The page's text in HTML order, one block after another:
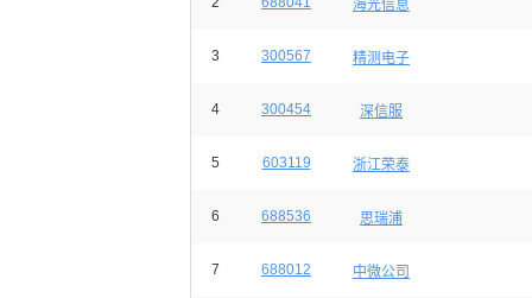
海光信息
3 300567 精测电子
4 300454 深信服
5 603119 浙江荣泰
6 688536 思瑞浦
7 688012 中微公司